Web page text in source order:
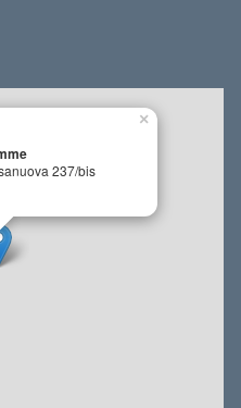
237/bis
×